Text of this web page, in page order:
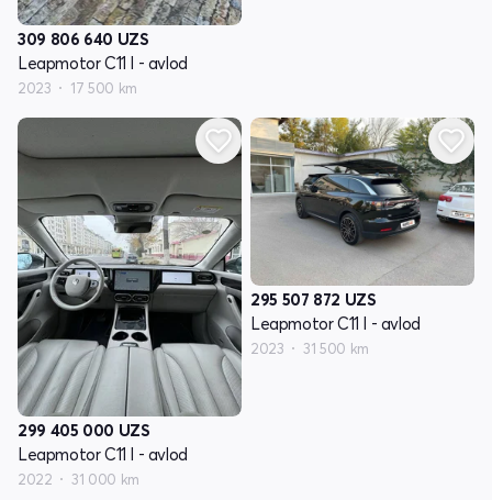
309 806 640 UZS
Leapmotor C11 I - avlod
2023 17 500 km
299 405 000 UZS
Leapmotor C11 I - avlod
2022 31 000 km
295 507 872 UZS
Leapmotor C11 I - avlod
2023 31 500 km